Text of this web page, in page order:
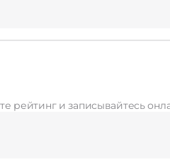
рейтинг и записывайтесь